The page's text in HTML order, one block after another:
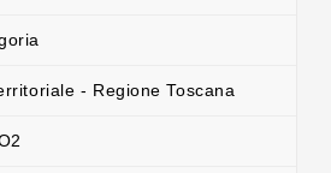
- Regione Toscana